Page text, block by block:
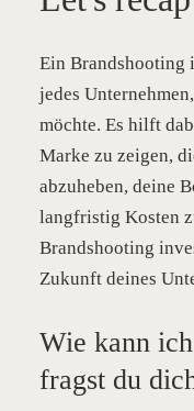
Ein Brandshooting
jedes
möchte. Es hilft
Marke zu zeigen,
abzuheben, deine
langfristig Kosten
Brandshooting
Zukunft deines
Wie kann
fragst du